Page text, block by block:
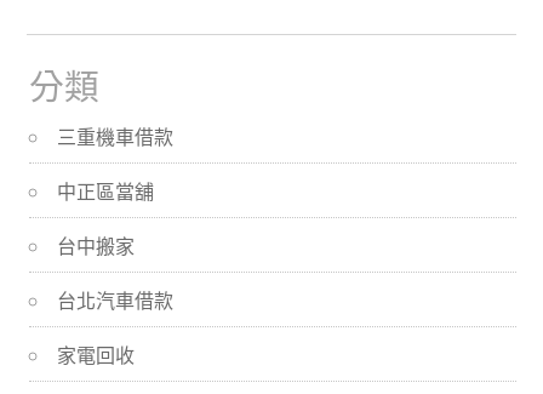
分類
三重機車借款
中正區當舖
台中搬家
台北汽車借款
家電回收